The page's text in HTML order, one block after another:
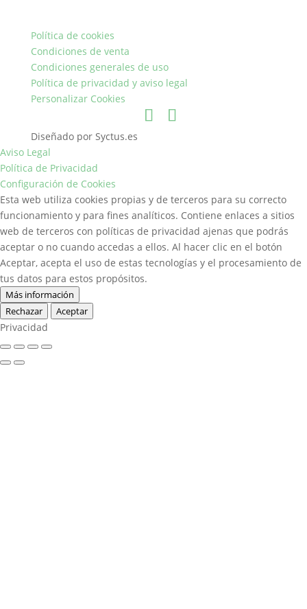
Política de cookies
Condiciones de venta
Condiciones generales de uso
Política de privacidad y aviso legal
Personalizar Cookies
Diseñado por Syctus.es
Aviso Legal
Política de Privacidad
Configuración de Cookies
Esta web utiliza cookies propias y de terceros para su correcto
funcionamiento y para fines analíticos. Contiene enlaces a sitios
web de terceros con políticas de privacidad ajenas que podrás
aceptar o no cuando accedas a ellos. Al hacer clic en el botón
Aceptar, acepta el uso de estas tecnologías y el procesamiento de
tus datos para estos propósitos.
Más información
Rechazar
Aceptar
Privacidad